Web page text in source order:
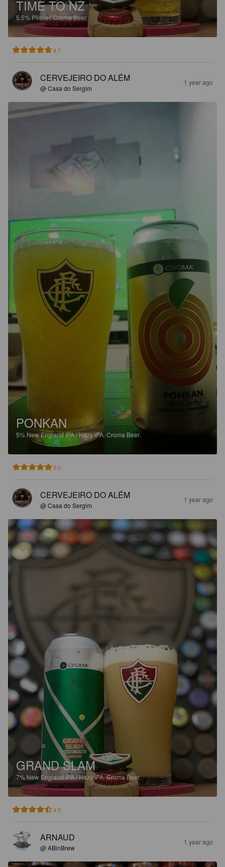
TIME TO NZ
5.5% Pilsner.Croma Beer.
4.7
CERVEJEIRO DO ALÉM
@ Casa do Sergim
1 year ago
PONKAN
5% New England IPA / Hazy IPA. Croma Beer.
5.0
CERVEJEIRO DO ALÉM
@ Casa do Sergim
1 year ago
GRAND SLAM
7% New England IPA / Hazy IPA.Croma Beer.
4.5
ARNAUD
@ ABinBrew
1 year ago